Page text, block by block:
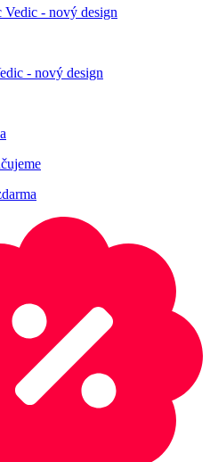
- nový design